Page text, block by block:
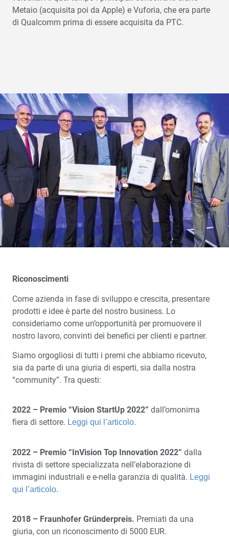
Metaio (acquisita poi da Apple) e Vuforia, che era parte
di Qualcomm prima di essere acquisita da PTC.
Riconoscimenti
Come azienda in fase di sviluppo e crescita, presentare
prodotti e idee è parte del nostro business. Lo
consideriamo come un’opportunità per promuovere il
nostro lavoro, convinti dei benefici per clienti e partner.
Siamo orgogliosi di tutti i premi che abbiamo ricevuto,
sia da parte di una giuria di esperti, sia dalla nostra
“community”. Tra questi:
2022 – Premio “Vision StartUp 2022” dall’omonima
fiera di settore. Leggi qui l’articolo.
2022 – Premio “InVision Top Innovation 2022” dalla
rivista di settore specializzata nell’elaborazione di
immagini industriali e e-nella garanzia di qualità. Leggi
qui l’articolo.
2018 – Fraunhofer Gründerpreis. Premiati da una
giuria, con un riconoscimento di 5000 EUR.